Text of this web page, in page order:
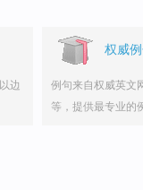
边
权威
例句来自权威英文
等，提供最专业的